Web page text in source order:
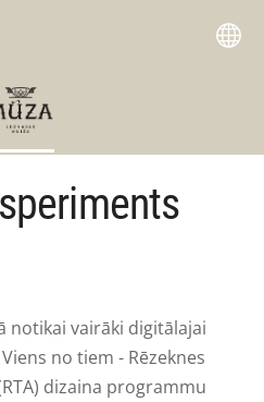
notikai vairāki digitālajai
no tiem - Rēzeknes
dizaina programmu